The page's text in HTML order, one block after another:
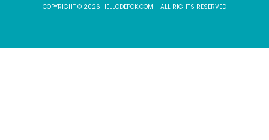
COPYRIGHT © 2026 HELLODEPOK.COM - ALL RIGHTS RESERVED